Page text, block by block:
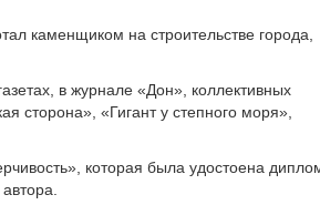
каменщиком на строительстве города,
в журнале «Дон», коллективных
сторона», «Гигант у степного моря»,
которая была удостоена